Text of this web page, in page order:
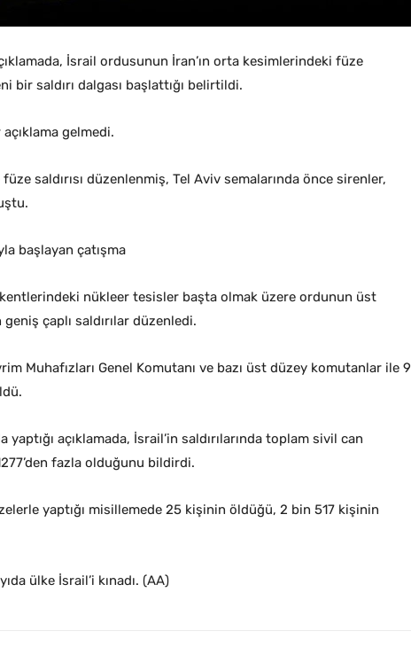
İsrail ordusunun İran’ın orta kesimlerindeki füze
bir saldırı dalgası başlattığı belirtildi.
gelmedi.
füze saldırısı düzenlenmiş, Tel Aviv semalarında önce sirenler,
başlayan çatışma
kentlerindeki nükleer tesisler başta olmak üzere ordunun üst
çaplı saldırılar düzenledi.
Muhafızları Genel Komutanı ve bazı üst düzey komutanlar ile 9
yaptığı açıklamada, İsrail’in saldırılarında toplam sivil can
fazla olduğunu bildirdi.
yaptığı misillemede 25 kişinin öldüğü, 2 bin 517 kişinin
ülke İsrail’i kınadı. (AA)